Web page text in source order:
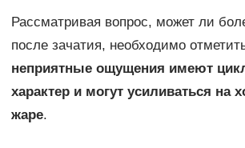
Рассматривая вопрос, может ли
после зачатия, необходимо
неприятные ощущения имеют
характер и могут усиливаться на
жаре.